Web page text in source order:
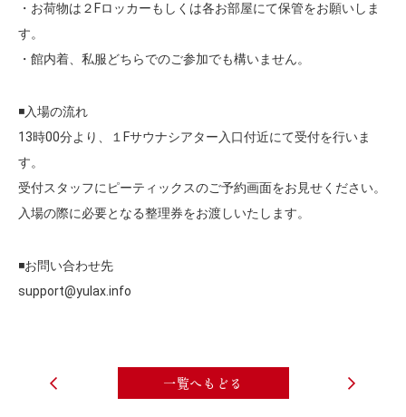
・お荷物は２Fロッカーもしくは各お部屋にて保管をお願いしま
す。
・館内着、私服どちらでのご参加でも構いません。
◾️入場の流れ
13時00分より、１Fサウナシアター入口付近にて受付を行いま
す。
受付スタッフにピーティックスのご予約画面をお見せください。
入場の際に必要となる整理券をお渡しいたします。
◾️お問い合わせ先
support@yulax.info
一覧へもどる